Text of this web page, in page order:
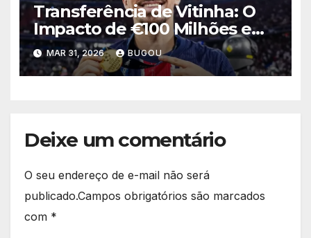
Transferência de Vitinha: O
Impacto de €100 Milhões em
2026
MAR 31, 2026 BUGOU
Deixe um comentário
O seu endereço de e-mail não será
publicado.Campos obrigatórios são marcados
com *